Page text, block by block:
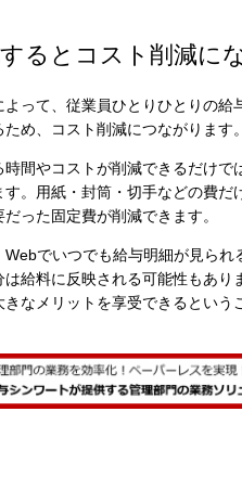
るとコスト削減に
って、従業員ひとりひとりの
め、コスト削減につながります。
間やコストが削減できるだけで
。用紙・封筒・切手などの費だ
った固定費が削減できます。
Webでいつでも給与明細が見ら
は給料に反映される可能性もあ
なメリットを享受できるという
情報
ス Cookie
グ Cookie
プラ
お客
ラウ
先は
訪問
常に
して
ます
を確
一部